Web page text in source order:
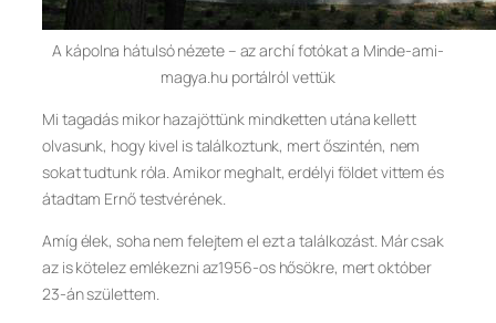
A kápolna hátulsó nézete – az archí fotókat a Minde-ami-
magya.hu portálról vettük
Mi tagadás mikor hazajöttünk mindketten utána kellett
olvasunk, hogy kivel is találkoztunk, mert őszintén, nem
sokat tudtunk róla. Amikor meghalt, erdélyi földet vittem és
átadtam Ernő testvérének.
Amíg élek, soha nem felejtem el ezt a találkozást. Már csak
az is kötelez emlékezni az1956-os hősökre, mert október
23-án születtem.